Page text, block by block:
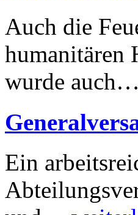
Auch die
humanitären
wurde auch…
Ein